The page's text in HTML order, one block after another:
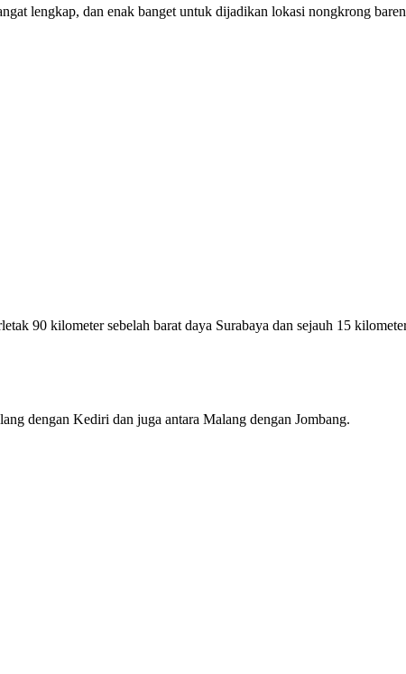
lengkap, dan enak banget untuk dijadikan lokasi nongkrong
90 kilometer sebelah barat daya Surabaya dan sejauh 15
dengan Kediri dan juga antara Malang dengan Jombang.